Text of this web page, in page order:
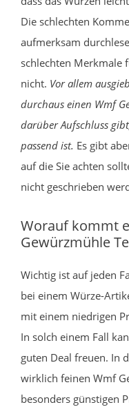
Die schlechten
aufmerksam
schlechten Merkmale
nicht. Vor allem
durchaus einen Wmf
darüber Aufschluss
passend ist. Es gibt
auf die Sie achten
nicht geschrieben
Worauf kommt
Gewürzmühle
Wichtig ist auf jeden
bei einem Würze-
mit einem niedrigen
In solch einem Fall
guten Deal freuen. In
wirklich feinen Wmf
besonders günstigen